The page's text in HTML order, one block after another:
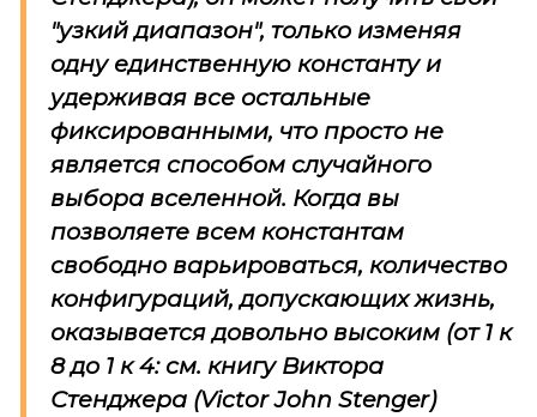
"узкий диапазон", только изменяя
одну единственную константу и
удерживая все остальные
фиксированными, что просто не
является способом случайного
выбора вселенной. Когда вы
позволяете всем константам
свободно варьироваться, количество
конфигураций, допускающих жизнь,
оказывается довольно высоким (от 1 к
8 до 1 к 4: см. книгу Виктора
Стенджера (Victor John Stenger)